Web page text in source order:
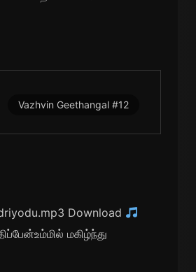
Vazhvin Geethangal #12
Download
மகிழ்ந்து